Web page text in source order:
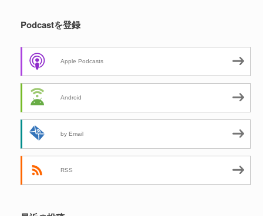
Podcastを登録
Apple Podcasts
Android
by Email
RSS